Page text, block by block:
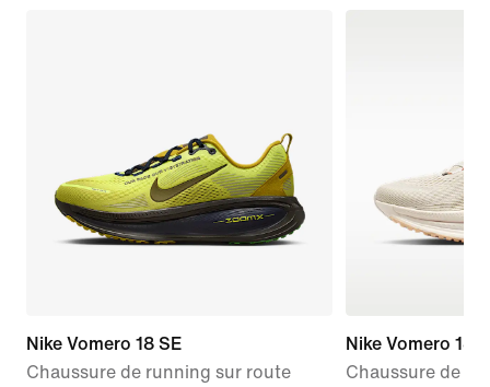
Nike Vomero 18 SE
Chaussure de running sur route
Nike Vomero 18
Chaussure de